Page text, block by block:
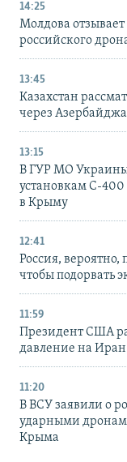
14:25
Молдова
российского
13:45
Казахстан
через
13:15
В ГУР МО Украины
установкам С-
в Крыму
12:41
Россия, вероятно,
чтобы подорвать
11:59
Президент США
давление на Иран
11:20
В ВСУ заявили о
ударными
Крыма